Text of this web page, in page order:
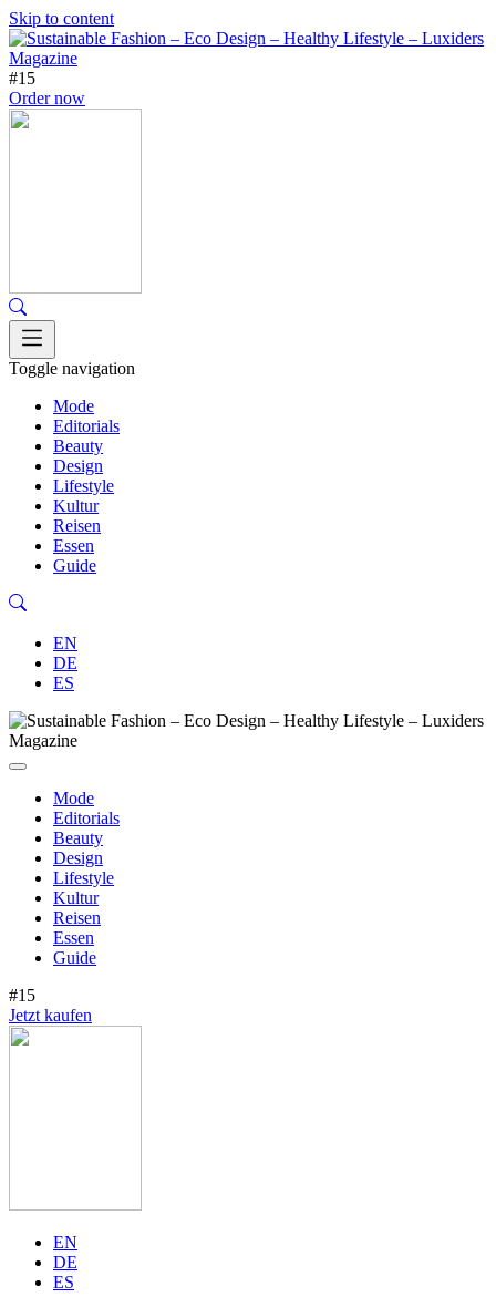
Skip to content
#15
Order now
Toggle navigation
Mode
Editorials
Beauty
Design
Lifestyle
Kultur
Reisen
Essen
Guide
EN
DE
ES
Mode
Editorials
Beauty
Design
Lifestyle
Kultur
Reisen
Essen
Guide
#15
Jetzt kaufen
EN
DE
ES